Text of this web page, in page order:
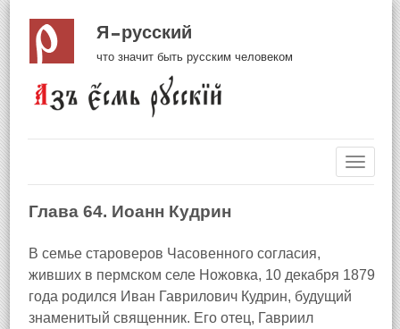
Я русский
что значит быть русским человеком
Глава 64. Иоанн Кудрин
В семье староверов Часовенного согласия,
живших в пермском селе Ножовка, 10 декабря 1879
года родился Иван Гаврилович Кудрин, будущий
знаменитый священник. Его отец, Гавриил